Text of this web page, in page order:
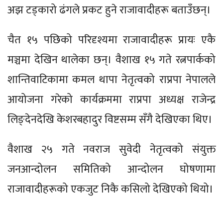
अझ टड्कारो ढंगले प्रकट हुने राजावादीहरू बताउँछन्।
चैत १५ पछिको परिदृश्यमा राजावादीहरू प्रायः एकै
मञ्चमा देखिन थालेका छन्। वैशाख १५ गते रत्नपार्कको
शान्तिवाटिकामा कमल थापा नेतृत्वको राप्रपा नेपालले
आयोजना गरेको कार्यक्रममा राप्रपा अध्यक्ष राजेन्द्र
लिङ्देनदेखि केशरबहादुर विष्टसम्म सँगै देखिएका थिए।
वैशाख २५ गते नवराज सुवेदी नेतृत्वको संयुक्त
जनआन्दोलन समितिको आन्दोलन घोषणामा
राजावादीहरूको एकजुट निकै कसिलो देखिएको थियो।